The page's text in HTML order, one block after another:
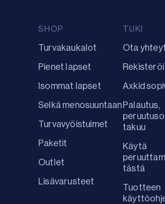
SHOP
Turvakaukalot
Pienet lapset
Isommat lapset
Selkä menosuuntaan
Turvavyöistuimet
Paketit
Outlet
Lisävarusteet
TUKI
Ota
Axkid
Palautus,
takuu
Käytä
tästä
Tuotteen